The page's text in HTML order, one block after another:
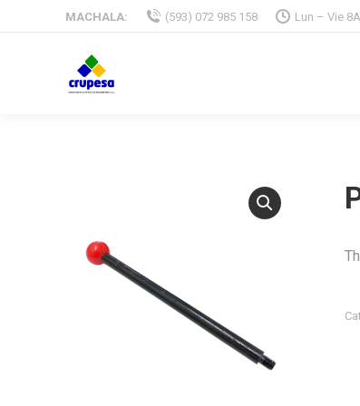
MACHALA: (593) 072 985 158 Lun – Vie